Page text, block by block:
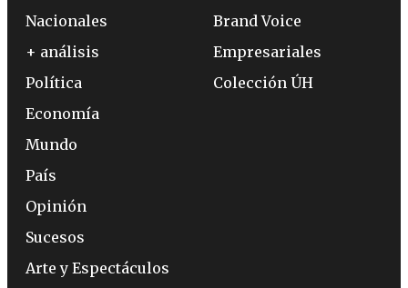
Nacionales
+ análisis
Política
Economía
Mundo
País
Opinión
Sucesos
Arte y Espectáculos
Brand Voice
Empresariales
Colección ÚH